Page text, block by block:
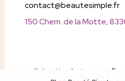
contact@beautesimple.fr
150 Chem. de la Motte,
Follow Us Instagram